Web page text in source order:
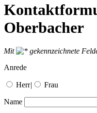
Oberbacher
Mit
gekennzeichnete
Anrede
Herr| Frau
Name